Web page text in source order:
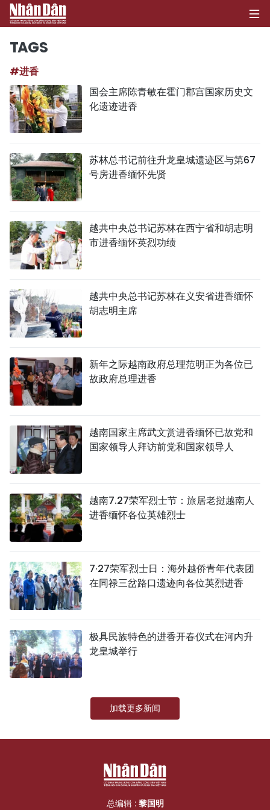
政治
社会
文化
旅游
史海
图表新闻
ENGLISH
РУССКИЙ
TAGS
#进香
国会主席陈青敏在霍门郡宫国家历史文
化遗迹进香
苏林总书记前往升龙皇城遗迹区与第67
号房进香缅怀先贤
越共中央总书记苏林在西宁省和胡志明
市进香缅怀英烈功绩
越共中央总书记苏林在义安省进香缅怀
胡志明主席
新年之际越南政府总理范明正为各位已
故政府总理进香
越南国家主席武文赏进香缅怀已故党和
国家领导人拜访前党和国家领导人
越南7.27荣军烈士节：旅居老挝越南人
进香缅怀各位英雄烈士
7·27荣军烈士日：海外越侨青年代表团
在同禄三岔路口遗迹向各位英烈进香
极具民族特色的进香开春仪式在河内升
龙皇城举行
加载更多新闻
总编辑 : 黎国明